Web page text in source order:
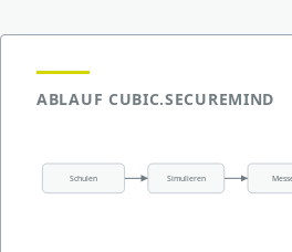
ABLAUF CUBIC.SECUREMIND
Schulen Simulieren